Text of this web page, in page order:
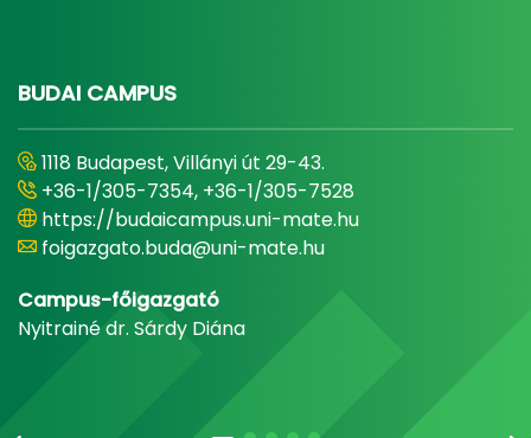
BUDAI CAMPUS
1118 Budapest, Villányi út 29-43.
+36-1/305-7354, +36-1/305-7528
https://budaicampus.uni-mate.hu
foigazgato.buda@uni-mate.hu
Campus-főigazgató
Nyitrainé dr. Sárdy Diána